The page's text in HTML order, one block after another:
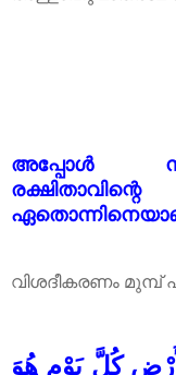
അപ്പോൾ
വിശദീകരണം മുമ്പ്
كُلَّ يَوْمٍ هُوَ